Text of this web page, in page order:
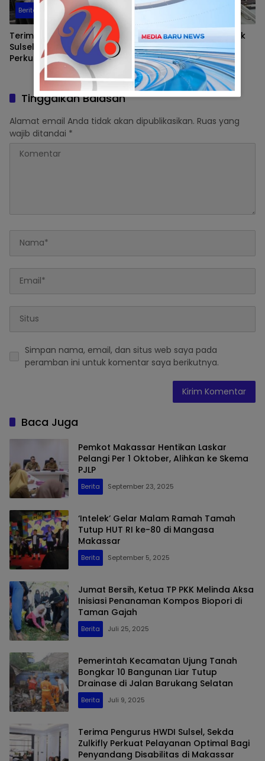
Berita
Terima Pengurus HWDI
Sulsel, Sekda Zulkifly
Perkuat Pelayanan Optimal
Bagi Penyandang
Disabilitas di Makassar
Makassar
Pengamat Soroti Polemik
Dana Cadangan PDAM
Makassar, Sebut Bukti
Ketidakmampuan Direksi
Tinggalkan Balasan
Alamat email Anda tidak akan dipublikasikan. Ruas yang
wajib ditandai *
Simpan nama, email, dan situs web saya pada
peramban ini untuk komentar saya berikutnya.
Baca Juga
Pemkot Makassar Hentikan Laskar
Pelangi Per 1 Oktober, Alihkan ke Skema
PJLP
Berita September 23, 2025
‘Intelek’ Gelar Malam Ramah Tamah
Tutup HUT RI ke-80 di Mangasa
Makassar
Berita September 5, 2025
Jumat Bersih, Ketua TP PKK Melinda Aksa
Inisiasi Penanaman Kompos Biopori di
Taman Gajah
Berita Juli 25, 2025
Pemerintah Kecamatan Ujung Tanah
Bongkar 10 Bangunan Liar Tutup
Drainase di Jalan Barukang Selatan
Berita Juli 9, 2025
Terima Pengurus HWDI Sulsel, Sekda
Zulkifly Perkuat Pelayanan Optimal Bagi
Penyandang Disabilitas di Makassar